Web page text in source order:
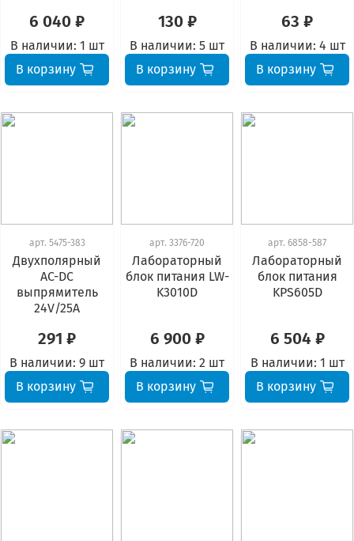
6 040 ₽
В наличии: 1 шт
В корзину
130 ₽
В наличии: 5 шт
В корзину
63 ₽
В наличии: 4 шт
В корзину
арт. 5475-383
Двухполярный
AC-DC
выпрямитель
24V/25A
291 ₽
В наличии: 9 шт
В корзину
арт. 3376-720
Лабораторный
блок питания LW-
K3010D
6 900 ₽
В наличии: 2 шт
В корзину
арт. 6858-587
Лабораторный
блок питания
KPS605D
6 504 ₽
В наличии: 1 шт
В корзину